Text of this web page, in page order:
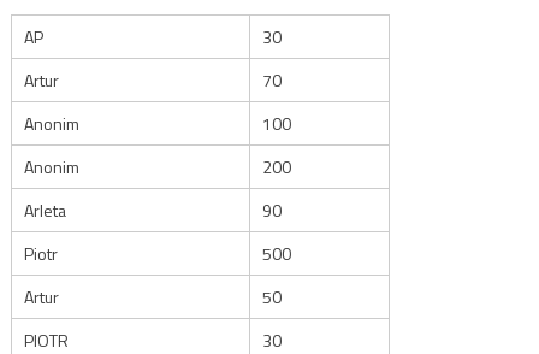
AP
30
Artur
70
Anonim
100
Anonim
200
Arleta
90
Piotr
500
Artur
50
PIOTR
30